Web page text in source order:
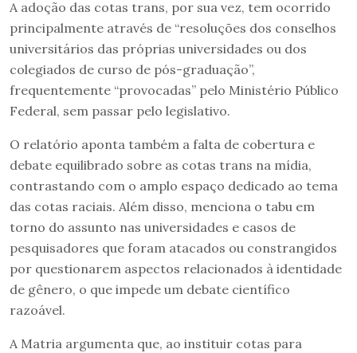
A adoção das cotas trans, por sua vez, tem ocorrido
principalmente através de “resoluções dos conselhos
universitários das próprias universidades ou dos
colegiados de curso de pós-graduação”,
frequentemente “provocadas” pelo Ministério Público
Federal, sem passar pelo legislativo.
O relatório aponta também a falta de cobertura e
debate equilibrado sobre as cotas trans na mídia,
contrastando com o amplo espaço dedicado ao tema
das cotas raciais. Além disso, menciona o tabu em
torno do assunto nas universidades e casos de
pesquisadores que foram atacados ou constrangidos
por questionarem aspectos relacionados à identidade
de gênero, o que impede um debate científico
razoável.
A Matria argumenta que, ao instituir cotas para